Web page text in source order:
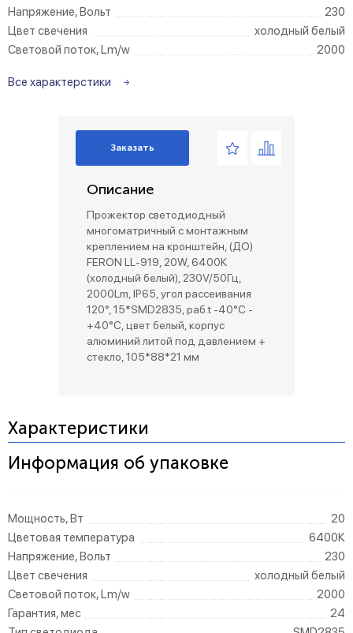
Напряжение, Вольт
230
Цвет свечения
холодный белый
Световой поток, Lm/w
2000
Все характерстики
Заказать
Описание
Прожектор светодиодный
многоматричный с монтажным
креплением на кронштейн, (ДО)
FERON LL-919, 20W, 6400К
(холодный белый), 230V/50Гц,
2000Lm, IP65, угол рассеивания
120°, 15*SMD2835, раб.t -40°C -
+40°C, цвет белый, корпус
алюминий литой под давлением +
стекло, 105*88*21 мм
Характеристики
Информация об упаковке
Мощность, Вт
20
Цветовая температура
6400К
Напряжение, Вольт
230
Цвет свечения
холодный белый
Световой поток, Lm/w
2000
Гарантия, мес
24